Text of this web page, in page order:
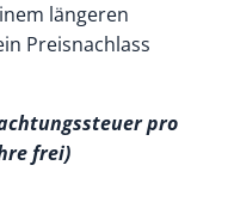
längeren
Preisnachlass
pro
frei)